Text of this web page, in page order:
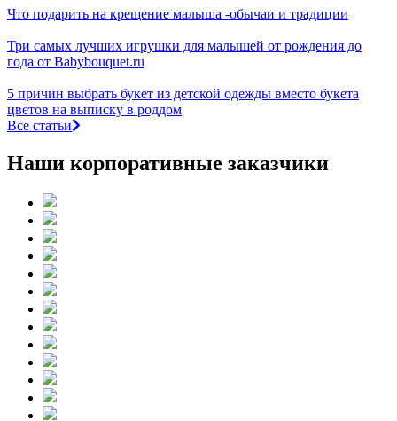
Что подарить на крещение малыша -обычаи и традиции
Три самых лучших игрушки для малышей от рождения до
года от Babybouquet.ru
5 причин выбрать букет из детской одежды вместо букета
цветов на выписку в роддом
Все статьи
Наши корпоративные заказчики